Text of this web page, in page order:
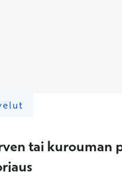
tai kurouman